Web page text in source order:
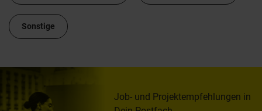
Sonstige
Job- und Projektempfehlungen in